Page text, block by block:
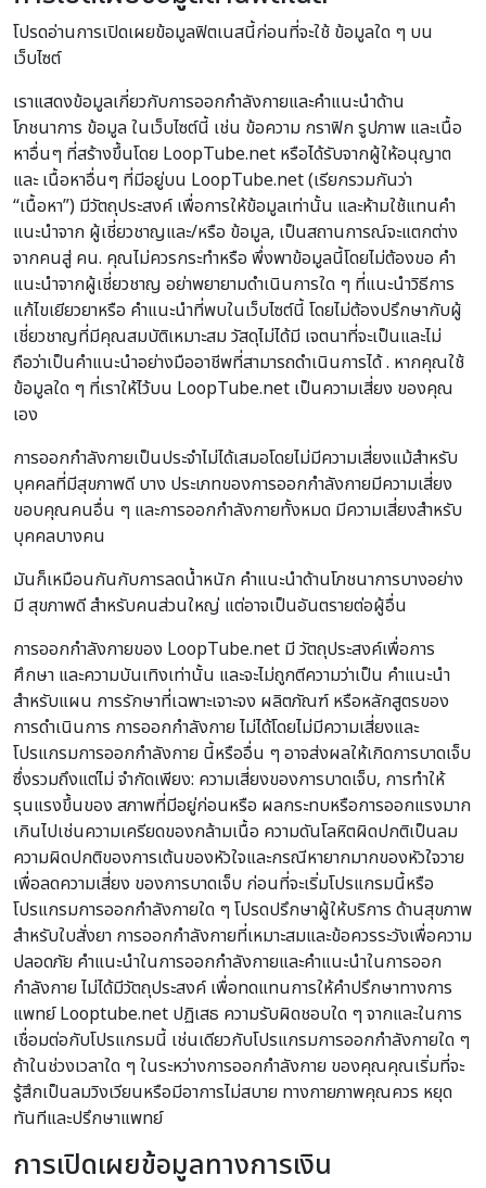
โปรดอ่านการเปิดเผยข้อมูลฟิตเนสนี้ก่อนที่จะใช้ ข้อมูลใด ๆ บน
เว็บไซต์
เราแสดงข้อมูลเกี่ยวกับการออกกำลังกายและคำแนะนำด้าน
โภชนาการ ข้อมูล ในเว็บไซต์นี้ เช่น ข้อความ กราฟิก รูปภาพ และเนื้อ
หาอื่นๆ ที่สร้างขึ้นโดย LoopTube.net หรือได้รับจากผู้ให้อนุญาต
และ เนื้อหาอื่นๆ ที่มีอยู่บน LoopTube.net (เรียกรวมกันว่า
“เนื้อหา”) มีวัตถุประสงค์ เพื่อการให้ข้อมูลเท่านั้น และห้ามใช้แทนคำ
แนะนำจาก ผู้เชี่ยวชาญและ/หรือ ข้อมูล, เป็นสถานการณ์จะแตกต่าง
จากคนสู่ คน. คุณไม่ควรกระทำหรือ พึ่งพาข้อมูลนี้โดยไม่ต้องขอ คำ
แนะนำจากผู้เชี่ยวชาญ อย่าพยายามดำเนินการใด ๆ ที่แนะนำวิธีการ
แก้ไขเยียวยาหรือ คำแนะนำที่พบในเว็บไซต์นี้ โดยไม่ต้องปรึกษากับผู้
เชี่ยวชาญที่มีคุณสมบัติเหมาะสม วัสดุไม่ได้มี เจตนาที่จะเป็นและไม่
ถือว่าเป็นคำแนะนำอย่างมืออาชีพที่สามารถดำเนินการได้ . หากคุณใช้
ข้อมูลใด ๆ ที่เราให้ไว้บน LoopTube.net เป็นความเสี่ยง ของคุณ
เอง
การออกกำลังกายเป็นประจำไม่ได้เสมอโดยไม่มีความเสี่ยงแม้สำหรับ
บุคคลที่มีสุขภาพดี บาง ประเภทของการออกกำลังกายมีความเสี่ยง
ขอบคุณคนอื่น ๆ และการออกกำลังกายทั้งหมด มีความเสี่ยงสำหรับ
บุคคลบางคน
มันก็เหมือนกันกับการลดน้ำหนัก คำแนะนำด้านโภชนาการบางอย่าง
มี สุขภาพดี สำหรับคนส่วนใหญ่ แต่อาจเป็นอันตรายต่อผู้อื่น
การออกกำลังกายของ LoopTube.net มี วัตถุประสงค์เพื่อการ
ศึกษา และความบันเทิงเท่านั้น และจะไม่ถูกตีความว่าเป็น คำแนะนำ
สำหรับแผน การรักษาที่เฉพาะเจาะจง ผลิตภัณฑ์ หรือหลักสูตรของ
การดำเนินการ การออกกำลังกาย ไม่ได้โดยไม่มีความเสี่ยงและ
โปรแกรมการออกกำลังกาย นี้หรืออื่น ๆ อาจส่งผลให้เกิดการบาดเจ็บ
ซึ่งรวมถึงแต่ไม่ จำกัดเพียง: ความเสี่ยงของการบาดเจ็บ, การทำให้
รุนแรงขึ้นของ สภาพที่มีอยู่ก่อนหรือ ผลกระทบหรือการออกแรงมาก
เกินไปเช่นความเครียดของกล้ามเนื้อ ความดันโลหิตผิดปกติเป็นลม
ความผิดปกติของการเต้นของหัวใจและกรณีหายากมากของหัวใจวาย
เพื่อลดความเสี่ยง ของการบาดเจ็บ ก่อนที่จะเริ่มโปรแกรมนี้หรือ
โปรแกรมการออกกำลังกายใด ๆ โปรดปรึกษาผู้ให้บริการ ด้านสุขภาพ
สำหรับใบสั่งยา การออกกำลังกายที่เหมาะสมและข้อควรระวังเพื่อความ
ปลอดภัย คำแนะนำในการออกกำลังกายและคำแนะนำในการออก
กำลังกาย ไม่ได้มีวัตถุประสงค์ เพื่อทดแทนการให้คำปรึกษาทางการ
แพทย์ Looptube.net ปฏิเสธ ความรับผิดชอบใด ๆ จากและในการ
เชื่อมต่อกับโปรแกรมนี้ เช่นเดียวกับโปรแกรมการออกกำลังกายใด ๆ
ถ้าในช่วงเวลาใด ๆ ในระหว่างการออกกำลังกาย ของคุณคุณเริ่มที่จะ
รู้สึกเป็นลมวิงเวียนหรือมีอาการไม่สบาย ทางกายภาพคุณควร หยุด
ทันทีและปรึกษาแพทย์
การเปิดเผยข้อมูลทางการเงิน